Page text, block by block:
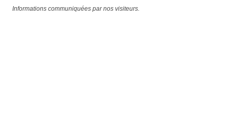
Informations communiquées par nos visiteurs.